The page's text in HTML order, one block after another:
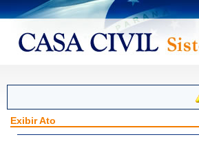
Exibir Ato